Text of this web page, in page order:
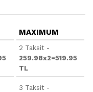
MAXIMUM
2 Taksit -
259.98x2=519.95
TL
3 Taksit -